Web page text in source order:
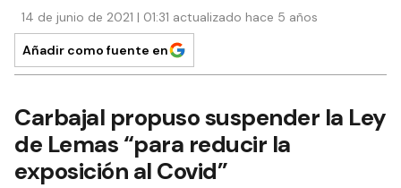
14 de junio de 2021 | 01:31 actualizado hace 5 años
Añadir como fuente en
Carbajal propuso suspender la Ley
de Lemas “para reducir la
exposición al Covid”